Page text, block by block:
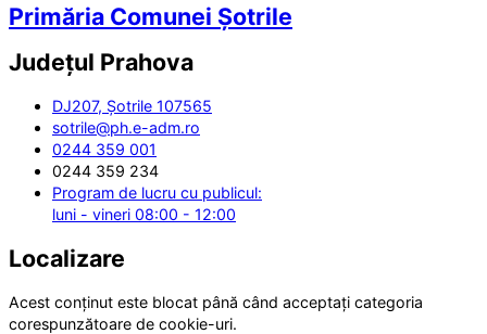
Primăria Comunei Șotrile
Județul Prahova
DJ207, Șotrile 107565
sotrile@ph.e-adm.ro
0244 359 001
0244 359 234
Program de lucru cu publicul:
luni - vineri 08:00 - 12:00
Localizare
Acest conținut este blocat până când acceptați categoria
corespunzătoare de cookie-uri.